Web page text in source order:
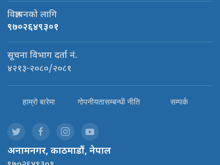
विज्ञापनको लागि
९७०२६४९३०१
सूचना विभाग दर्ता नं.
४२१३-२०८०/२०८१
हाम्रो बारेमा गोपनीयतासम्बन्धी नीति सम्पर्क
अनामनगर, काठमाडौं, नेपाल